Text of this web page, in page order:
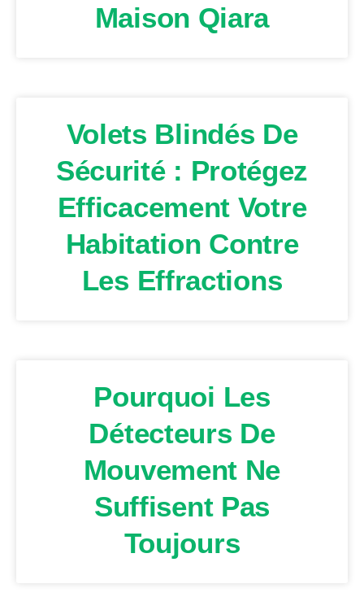
Maison Qiara
Volets Blindés De
Sécurité : Protégez
Efficacement Votre
Habitation Contre
Les Effractions
Pourquoi Les
Détecteurs De
Mouvement Ne
Suffisent Pas
Toujours